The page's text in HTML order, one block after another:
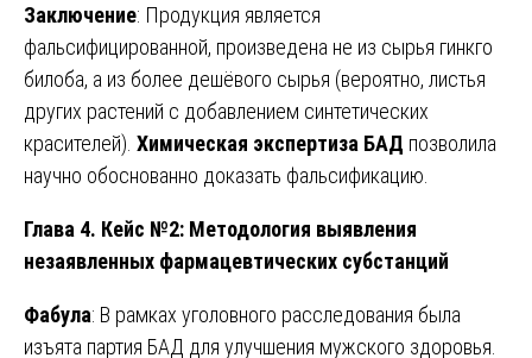
Заключение: Продукция является
фальсифицированной, произведена не из сырья гинкго
билоба, а из более дешёвого сырья (вероятно, листья
других растений с добавлением синтетических
красителей). Химическая экспертиза БАД позволила
научно обоснованно доказать фальсификацию.
Глава 4. Кейс №2: Методология выявления
незаявленных фармацевтических субстанций
Фабула: В рамках уголовного расследования была
изъята партия БАД для улучшения мужского здоровья.